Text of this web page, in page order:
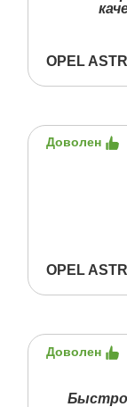
OPEL
Доволен
OPEL
Доволен